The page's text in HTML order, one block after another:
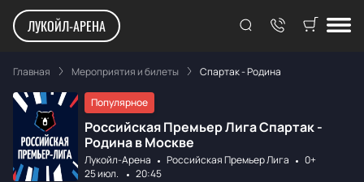
ЛУКОЙЛ-АРЕНА
Главная Мероприятия и билеты Спартак - Родина
Популярное
Российская Премьер Лига Спартак -
Родина в Москве
Лукойл-Арена Российская Премьер Лига
0+
25 июл.
20:45